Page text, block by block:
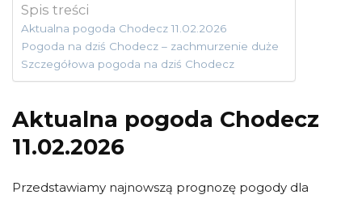
Spis treści
Aktualna pogoda Chodecz 11.02.2026
Pogoda na dziś Chodecz – zachmurzenie duże
Szczegółowa pogoda na dziś Chodecz
Aktualna pogoda Chodecz
11.02.2026
Przedstawiamy najnowszą prognozę pogody dla